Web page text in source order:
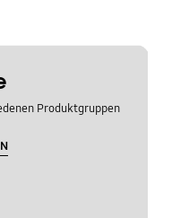
Produktgruppen